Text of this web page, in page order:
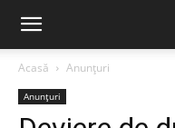
Acasă Anunțuri
Anunțuri